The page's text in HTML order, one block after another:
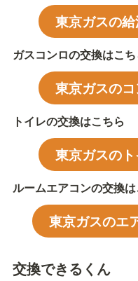
東京ガスの
ガスコンロの交換はこち
東京ガスの
トイレの交換はこちら
東京ガスの
ルームエアコンの交換
東京ガスのエ
交換できるくん